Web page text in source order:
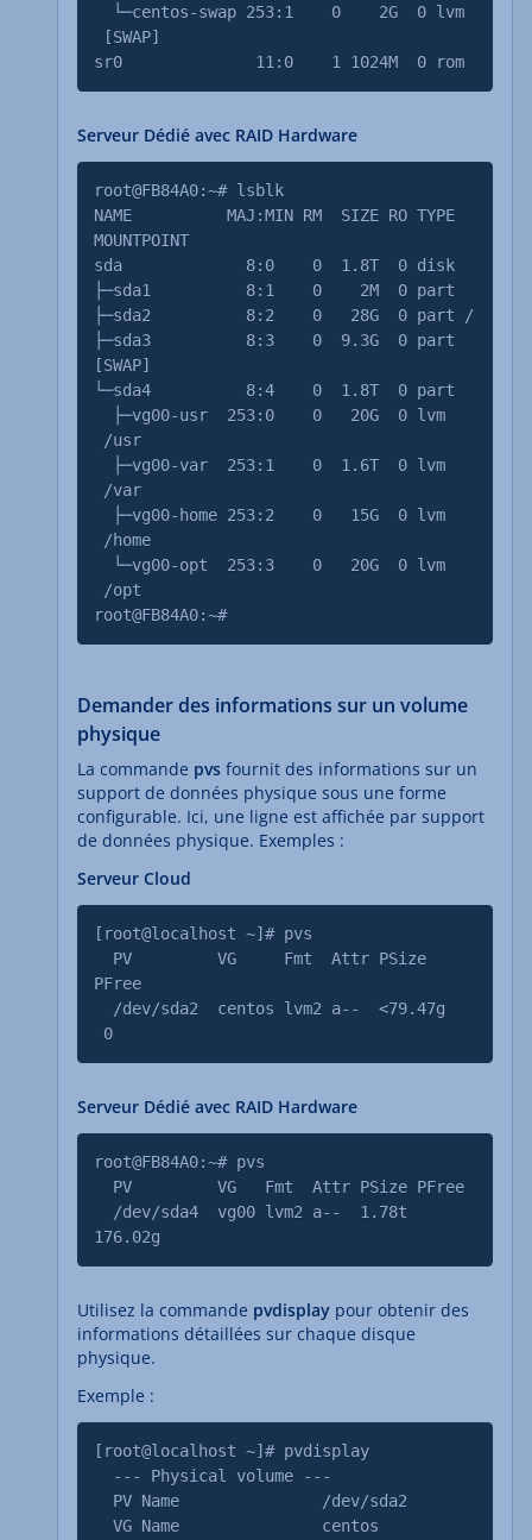
└─centos-swap 253:1 0 2G 0 lvm
[SWAP]
sr0 11:0 1 1024M 0 rom
Serveur Dédié avec RAID Hardware
root@FB84A0:~# lsblk
NAME MAJ:MIN RM SIZE RO TYPE
MOUNTPOINT
sda 8:0 0 1.8T 0 disk
├─sda1 8:1 0 2M 0 part
├─sda2 8:2 0 28G 0 part /
├─sda3 8:3 0 9.3G 0 part
[SWAP]
└─sda4 8:4 0 1.8T 0 part
├─vg00-usr 253:0 0 20G 0 lvm
/usr
├─vg00-var 253:1 0 1.6T 0 lvm
/var
├─vg00-home 253:2 0 15G 0 lvm
/home
└─vg00-opt 253:3 0 20G 0 lvm
/opt
root@FB84A0:~#
Demander des informations sur un volume
physique
La commande pvs fournit des informations sur un
support de données physique sous une forme
configurable. Ici, une ligne est affichée par support
de données physique. Exemples :
Serveur Cloud
[root@localhost ~]# pvs
PV VG Fmt Attr PSize
PFree
/dev/sda2 centos lvm2 a-- <79.47g
0
Serveur Dédié avec RAID Hardware
root@FB84A0:~# pvs
PV VG Fmt Attr PSize PFree
/dev/sda4 vg00 lvm2 a-- 1.78t
176.02g
Utilisez la commande pvdisplay pour obtenir des
informations détaillées sur chaque disque
physique.
Exemple :
[root@localhost ~]# pvdisplay
--- Physical volume ---
PV Name /dev/sda2
VG Name centos